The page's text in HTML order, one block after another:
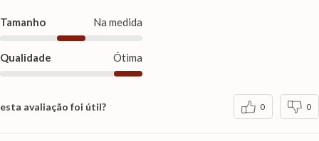
Tamanho Na medida
Qualidade Ótima
esta avaliação foi útil? 0 0